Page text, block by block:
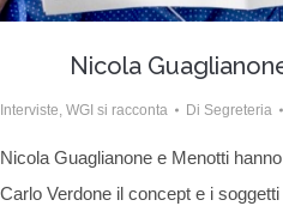
Nicola
Interviste, WGI si racconta Di Segreteria
Nicola Guaglianone e Menotti
Carlo Verdone il concept e i